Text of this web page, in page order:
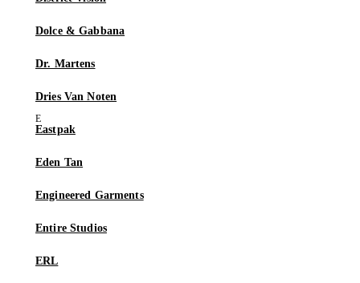
Dolce & Gabbana
Dr. Martens
Dries Van Noten
Eastpak
Eden Tan
Engineered Garments
Entire Studios
ERL